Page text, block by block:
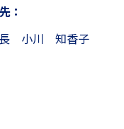
：
長 小川 知香子